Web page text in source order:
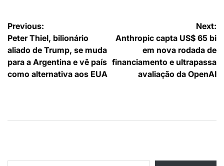
Navegação
de
artigos
Previous:
Peter Thiel, bilionário
aliado de Trump, se muda
para a Argentina e vê país
como alternativa aos EUA
Next:
Anthropic capta US$ 65 bi
em nova rodada de
financiamento e ultrapassa
avaliação da OpenAI
Type your email…